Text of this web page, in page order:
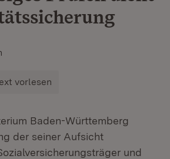
vorlesen
Baden-Württemberg
der seiner Aufsicht
und